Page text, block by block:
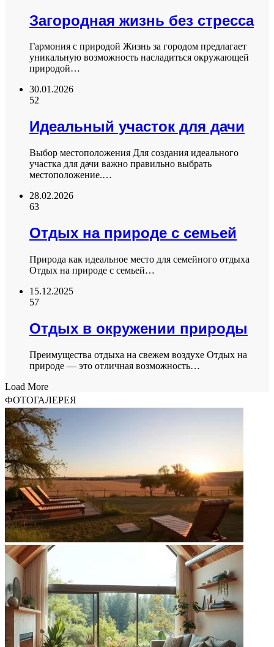
Загородная жизнь без стресса
Гармония с природой Жизнь за городом предлагает
уникальную возможность насладиться окружающей
природой…
30.01.2026
52
Идеальный участок для дачи
Выбор местоположения Для создания идеального
участка для дачи важно правильно выбрать
местоположение.…
28.02.2026
63
Отдых на природе с семьей
Природа как идеальное место для семейного отдыха
Отдых на природе с семьей…
15.12.2025
57
Отдых в окружении природы
Преимущества отдыха на свежем воздухе Отдых на
природе — это отличная возможность…
Load More
ФОТОГАЛЕРЕЯ